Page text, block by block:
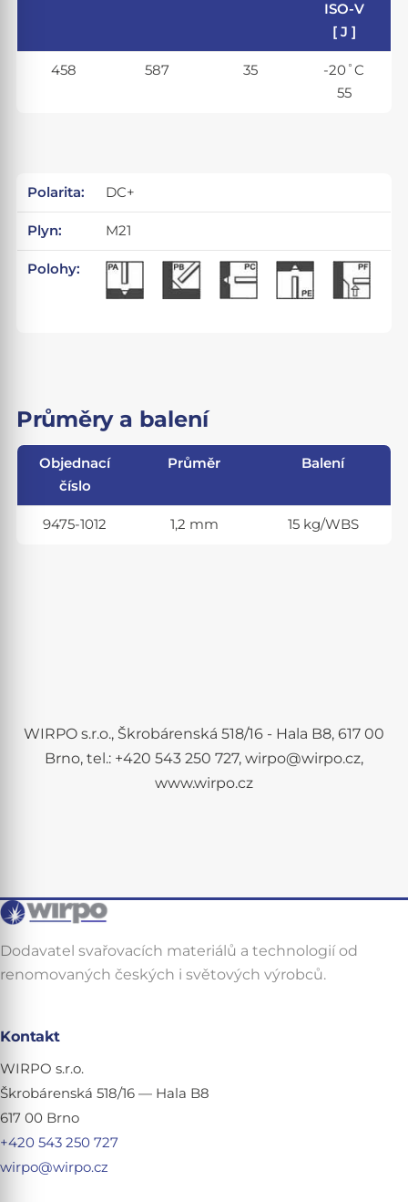
ISO-V
[ J ]
458 587 35
-20˚C
55
Polarita: DC+
Plyn: M21
Polohy:
Průměry a balení
Objednací
číslo
Průměr Balení
9475-1012 1,2 mm 15 kg/WBS
WIRPO s.r.o., Škrobárenská 518/16 - Hala B8, 617 00
Brno, tel.: +420 543 250 727, wirpo@wirpo.cz,
www.wirpo.cz
Dodavatel svařovacích materiálů a technologií od
renomovaných českých i světových výrobců.
Kontakt
WIRPO s.r.o.
Škrobárenská 518/16 — Hala B8
617 00 Brno
+420 543 250 727
wirpo@wirpo.cz